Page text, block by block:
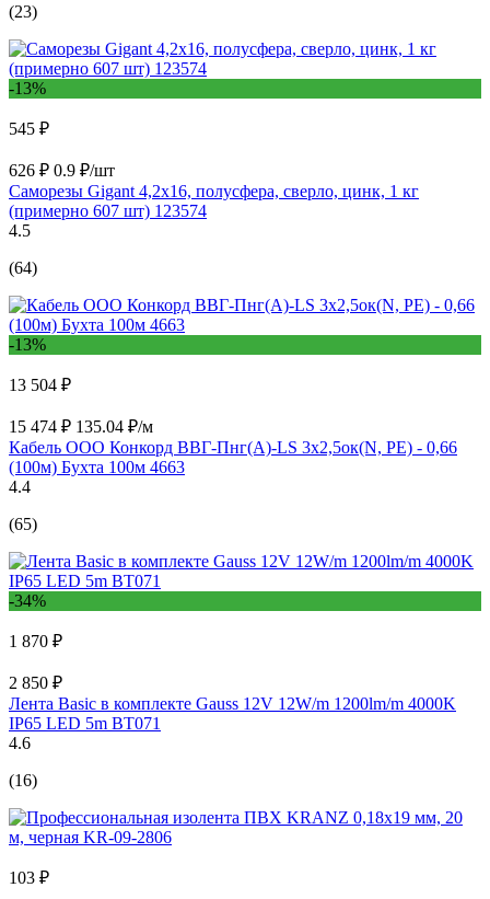
(23)
-13%
545 ₽
626 ₽ 0.9 ₽/шт
Саморезы Gigant 4,2x16, полусфера, сверло, цинк, 1 кг
(примерно 607 шт) 123574
4.5
(64)
-13%
13 504 ₽
15 474 ₽ 135.04 ₽/м
Кабель ООО Конкорд ВВГ-Пнг(А)-LS 3x2,5ок(N, PE) - 0,66
(100м) Бухта 100м 4663
4.4
(65)
-34%
1 870 ₽
2 850 ₽
Лента Basic в комплекте Gauss 12V 12W/m 1200lm/m 4000K
IP65 LED 5m BT071
4.6
(16)
103 ₽